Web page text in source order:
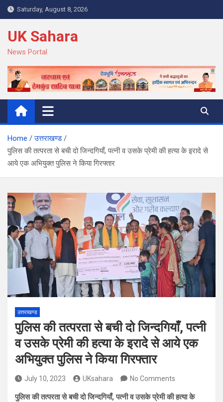
Skip
to
content
Saturday, August 8, 2026
UK Sahara
News Portal
Home
उत्तराखण्ड
पुलिस की तत्परता से बची दो जिन्दगियाँ, पत्नी व उसके प्रेमी की हत्या के इरादे से
आये एक अभियुक्त पुलिस ने किया गिरफ्तार
उत्तराखण्ड
पुलिस की तत्परता से बची दो जिन्दगियाँ, पत्नी
व उसके प्रेमी की हत्या के इरादे से आये एक
अभियुक्त पुलिस ने किया गिरफ्तार
July 10, 2023 UKsahara No Comments
पुलिस की तत्परता से बची दो जिन्दगियाँ, पत्नी व उसके प्रेमी की हत्या के